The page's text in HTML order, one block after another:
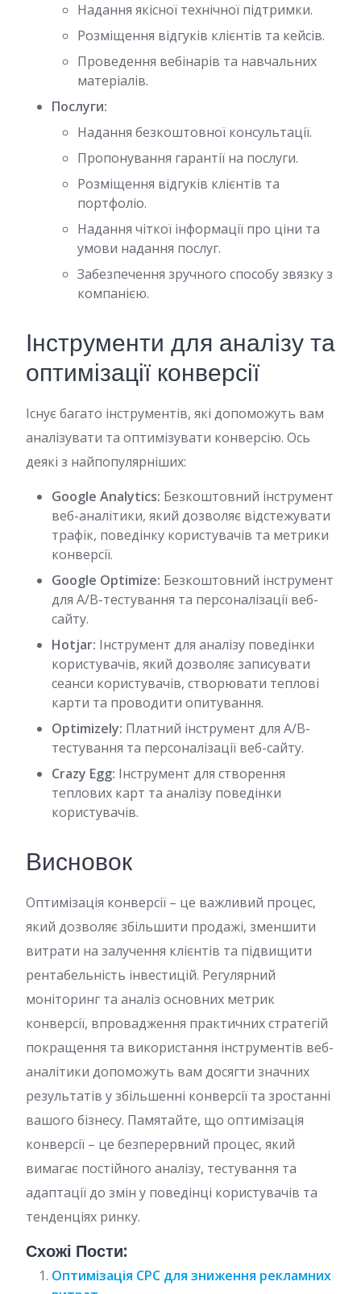
Надання якісної технічної підтримки.
Розміщення відгуків клієнтів та кейсів.
Проведення вебінарів та навчальних
матеріалів.
Послуги:
Надання безкоштовної консультації.
Пропонування гарантії на послуги.
Розміщення відгуків клієнтів та
портфоліо.
Надання чіткої інформації про ціни та
умови надання послуг.
Забезпечення зручного способу звязку з
компанією.
Інструменти для аналізу та
оптимізації конверсії
Існує багато інструментів, які допоможуть вам
аналізувати та оптимізувати конверсію. Ось
деякі з найпопулярніших:
Google Analytics: Безкоштовний інструмент
веб-аналітики, який дозволяє відстежувати
трафік, поведінку користувачів та метрики
конверсії.
Google Optimize: Безкоштовний інструмент
для A/B-тестування та персоналізації веб-
сайту.
Hotjar: Інструмент для аналізу поведінки
користувачів, який дозволяє записувати
сеанси користувачів, створювати теплові
карти та проводити опитування.
Optimizely: Платний інструмент для A/B-
тестування та персоналізації веб-сайту.
Crazy Egg: Інструмент для створення
теплових карт та аналізу поведінки
користувачів.
Висновок
Оптимізація конверсії – це важливий процес,
який дозволяє збільшити продажі, зменшити
витрати на залучення клієнтів та підвищити
рентабельність інвестицій. Регулярний
моніторинг та аналіз основних метрик
конверсії, впровадження практичних стратегій
покращення та використання інструментів веб-
аналітики допоможуть вам досягти значних
результатів у збільшенні конверсії та зростанні
вашого бізнесу. Памятайте, що оптимізація
конверсії – це безперервний процес, який
вимагає постійного аналізу, тестування та
адаптації до змін у поведінці користувачів та
тенденціях ринку.
Схожі Пости:
Оптимізація CPC для зниження рекламних